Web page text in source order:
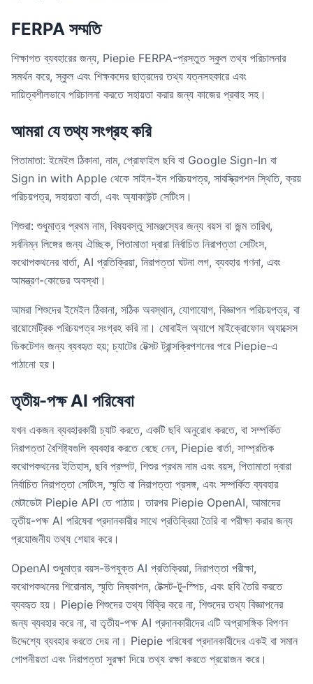
FERPA সম্মতি
শিক্ষাগত ব্যবহারের জন্য, Piepie FERPA-প্রস্তুত স্কুল তথ্য পরিচালনার
সমর্থন করে, স্কুল এবং শিক্ষকদের ছাত্রদের তথ্য যত্নসহকারে এবং
দায়িত্বশীলভাবে পরিচালনা করতে সহায়তা করার জন্য কাজের প্রবাহ সহ।
আমরা যে তথ্য সংগ্রহ করি
পিতামাতা: ইমেইল ঠিকানা, নাম, প্রোফাইল ছবি বা Google Sign-In বা
Sign in with Apple থেকে সাইন-ইন পরিচয়পত্র, সাবস্ক্রিপশন স্থিতি, ক্রয়
পরিচয়পত্র, সহায়তা বার্তা, এবং অ্যাকাউন্ট সেটিংস।
শিশুরা: শুধুমাত্র প্রথম নাম, বিষয়বস্তু সামঞ্জস্যের জন্য বয়স বা জন্ম তারিখ,
সর্বনিম্ন লিঙ্গের জন্য ঐচ্ছিক, পিতামাতা দ্বারা নির্বাচিত নিরাপত্তা সেটিংস,
কথোপকথনের বার্তা, AI প্রতিক্রিয়া, নিরাপত্তা ঘটনা লগ, ব্যবহার গণনা, এবং
আমন্ত্রণ-কোডের অবস্থা।
আমরা শিশুদের ইমেইল ঠিকানা, সঠিক অবস্থান, যোগাযোগ, বিজ্ঞাপন পরিচয়পত্র, বা
বায়োমেট্রিক পরিচয়পত্র সংগ্রহ করি না। মোবাইল অ্যাপে মাইক্রোফোন অ্যাক্সেস
ডিকটেশন জন্য ব্যবহৃত হয়; চ্যাটের টেক্সট ট্রান্সক্রিপশনের পরে Piepie-এ
পাঠানো হয়।
তৃতীয়-পক্ষ AI পরিষেবা
যখন একজন ব্যবহারকারী চ্যাট করতে, একটি ছবি অনুরোধ করতে, বা সম্পর্কিত
নিরাপত্তা বৈশিষ্ট্যগুলি ব্যবহার করতে বেছে নেন, Piepie বার্তা, সাম্প্রতিক
কথোপকথনের ইতিহাস, ছবি প্রম্পট, শিশুর প্রথম নাম এবং বয়স, পিতামাতা দ্বারা
নির্বাচিত নিরাপত্তা সেটিংস, স্মৃতি বা নিরাপত্তা প্রসঙ্গ, এবং সম্পর্কিত ব্যবহার
মেটাডেটা Piepie API তে পাঠায়। তারপর Piepie OpenAI, আমাদের
তৃতীয়-পক্ষ AI পরিষেবা প্রদানকারীর সাথে প্রতিক্রিয়া তৈরি বা পরীক্ষা করার জন্য
প্রয়োজনীয় তথ্য শেয়ার করে।
OpenAI শুধুমাত্র বয়স-উপযুক্ত AI প্রতিক্রিয়া, নিরাপত্তা পরীক্ষা,
কথোপকথনের শিরোনাম, স্মৃতি নিষ্কাশন, টেক্সট-টু-স্পিচ, এবং ছবি তৈরি করতে
ব্যবহৃত হয়। Piepie শিশুদের তথ্য বিক্রি করে না, শিশুদের তথ্য বিজ্ঞাপনের
জন্য ব্যবহার করে না, বা তৃতীয়-পক্ষ AI প্রদানকারীদের এটি অপ্রাসঙ্গিক বিপণন
উদ্দেশ্যে ব্যবহার করতে দেয় না। Piepie পরিষেবা প্রদানকারীদের একই বা সমান
গোপনীয়তা এবং নিরাপত্তা সুরক্ষা দিয়ে তথ্য রক্ষা করতে প্রয়োজন করে।